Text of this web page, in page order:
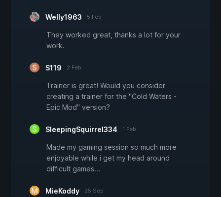
Welly1963 5 Feb
They worked great, thanks a lot for your
work.
S119 2 Feb
Trainer is great! Would you consider
creating a trainer for the "Cold Waters -
Epic Mod" version?
SleepingSquirrel334 1 Feb
Made my gaming session so much more
enjoyable while i get my head around
difficult games...
MieKoddy 25 Sep